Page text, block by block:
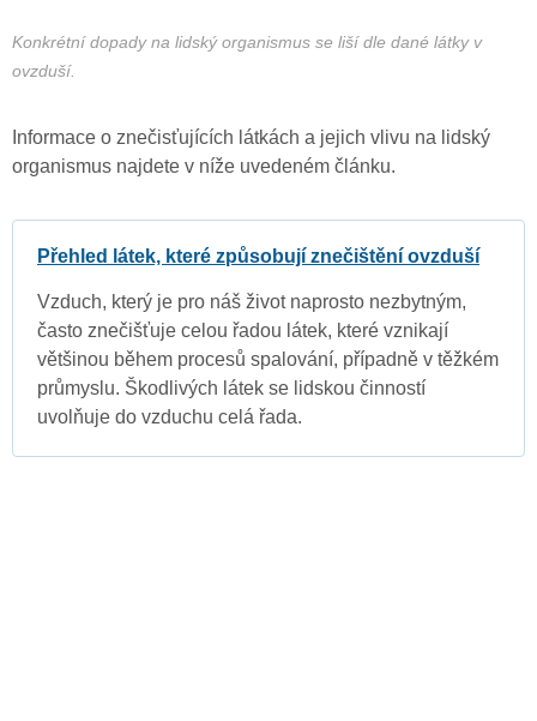
Konkrétní dopady na lidský organismus se liší dle dané látky v
ovzduší.
Informace o znečisťujících látkách a jejich vlivu na lidský
organismus najdete v níže uvedeném článku.
Přehled látek, které způsobují znečištění ovzduší
Vzduch, který je pro náš život naprosto nezbytným,
často znečišťuje celou řadou látek, které vznikají
většinou během procesů spalování, případně v těžkém
průmyslu. Škodlivých látek se lidskou činností
uvolňuje do vzduchu celá řada.